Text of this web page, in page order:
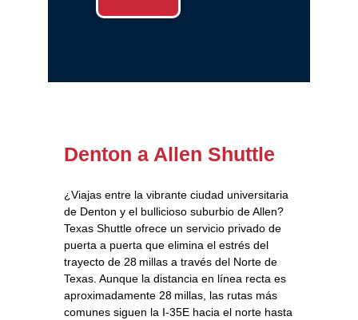
Denton a Allen Shuttle
¿Viajas entre la vibrante ciudad universitaria
de Denton y el bullicioso suburbio de Allen?
Texas Shuttle ofrece un servicio privado de
puerta a puerta que elimina el estrés del
trayecto de 28 millas a través del Norte de
Texas. Aunque la distancia en línea recta es
aproximadamente 28 millas, las rutas más
comunes siguen la I‑35E hacia el norte hasta